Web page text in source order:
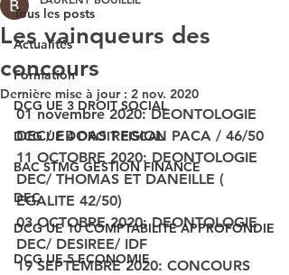
Tous les posts
Actualités
Formation
DCG UE 3 DROIT SOCIAL
DCG UE 4 DROIT FISCAL
BAC STMG GESTION FINANCE
DEC
DCG UE 10 COMPTABILITE APPROFONDIE
DCG UE 5 ECONOMIE
Les vainqueurs des
concours
Dernière mise à jour : 2 nov. 2020
01 novembre 2020: DEONTOLOGIE
DEC/ EDOAS REGION PACA / 46/50
11 OCTOBRE 2020: DEONTOLOGIE
DEC/ THOMAS ET DANEILLE (
EGALITE 42/50)
03 OCTOBRE 2020: DEONTOLOGIE
DEC/ DESIREE/ IDF
19 SEPTEMBRE 2020: CONCOURS